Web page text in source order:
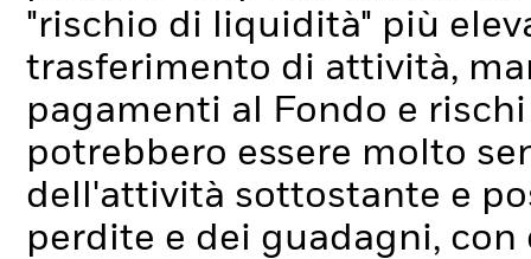
"rischio di liquidità" più
trasferimento di attività,
pagamenti al Fondo e
potrebbero essere molto
dell'attività sottostante e
perdite e dei guadagni,